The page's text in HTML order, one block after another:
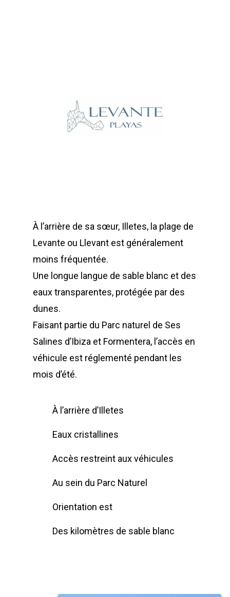
À l’arrière de sa sœur, Illetes, la plage de
Levante ou Llevant est généralement
moins fréquentée.
Une longue langue de sable blanc et des
eaux transparentes, protégée par des
dunes.
Faisant partie du Parc naturel de Ses
Salines d’Ibiza et Formentera, l’accès en
véhicule est réglementé pendant les
mois d’été.
À l’arrière d’Illetes
Eaux cristallines
Accès restreint aux véhicules
Au sein du Parc Naturel
Orientation est
Des kilomètres de sable blanc